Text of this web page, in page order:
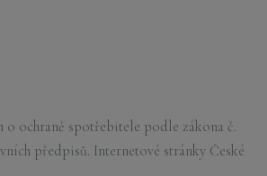
ochraně spotřebitele podle zákona č.
předpisů. Internetové stránky České